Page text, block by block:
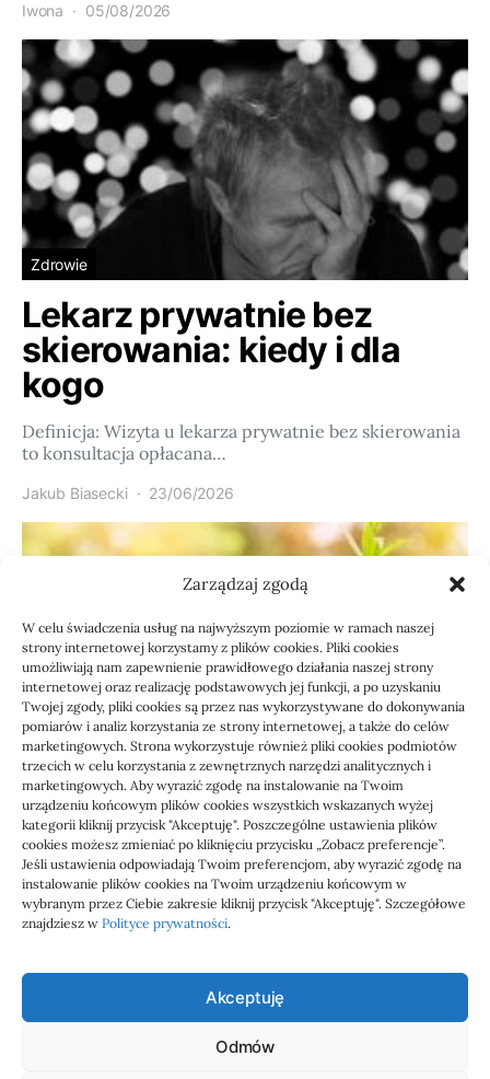
Zarządzaj zgodą
W celu świadczenia usług na najwyższym poziomie w ramach naszej
strony internetowej korzystamy z plików cookies. Pliki cookies
umożliwiają nam zapewnienie prawidłowego działania naszej strony
internetowej oraz realizację podstawowych jej funkcji, a po uzyskaniu
Twojej zgody, pliki cookies są przez nas wykorzystywane do dokonywania
pomiarów i analiz korzystania ze strony internetowej, a także do celów
marketingowych. Strona wykorzystuje również pliki cookies podmiotów
trzecich w celu korzystania z zewnętrznych narzędzi analitycznych i
marketingowych. Aby wyrazić zgodę na instalowanie na Twoim
urządzeniu końcowym plików cookies wszystkich wskazanych wyżej
kategorii kliknij przycisk "Akceptuję". Poszczególne ustawienia plików
cookies możesz zmieniać po kliknięciu przycisku „Zobacz preferencje”.
Jeśli ustawienia odpowiadają Twoim preferencjom, aby wyrazić zgodę na
instalowanie plików cookies na Twoim urządzeniu końcowym w
wybranym przez Ciebie zakresie kliknij przycisk "Akceptuję". Szczegółowe
znajdziesz w Polityce prywatności.
Akceptuję
Odmów
Iwona 05/08/2026
Zdrowie
Lekarz prywatnie bez
skierowania: kiedy i dla
kogo
Definicja: Wizyta u lekarza prywatnie bez skierowania
to konsultacja opłacana…
Jakub Biasecki 23/06/2026
Usługi
Jak sprawdzić przejęcie
zaległości przez biuro
Definicja: Weryfikacja, czy nowe biuro rachunkowe
przejmie zaległości w dokumentach,…
Admar